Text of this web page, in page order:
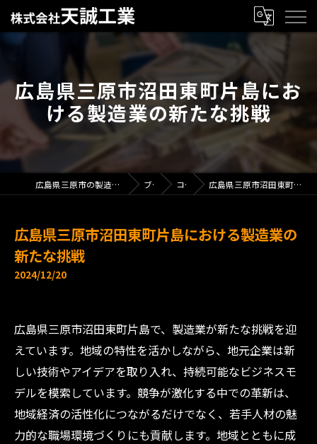
広島県三原市沼田東町片島にお
ける製造業の新たな挑戦
広島県三原市の製造業で求人なら株式会社天誠工業 ブログ コラム 広島県三原市沼田東町片島における製造業の新たな挑戦
広島県三原市沼田東町片島における製造業の
新たな挑戦
2024/12/20
広島県三原市沼田東町片島で、製造業が新たな挑戦を迎
えています。地域の特性を活かしながら、地元企業は新
しい技術やアイデアを取り入れ、持続可能なビジネスモ
デルを模索しています。競争が激化する中での革新は、
地域経済の活性化につながるだけでなく、若手人材の魅
力的な職場環境づくりにも貢献します。地域とともに成